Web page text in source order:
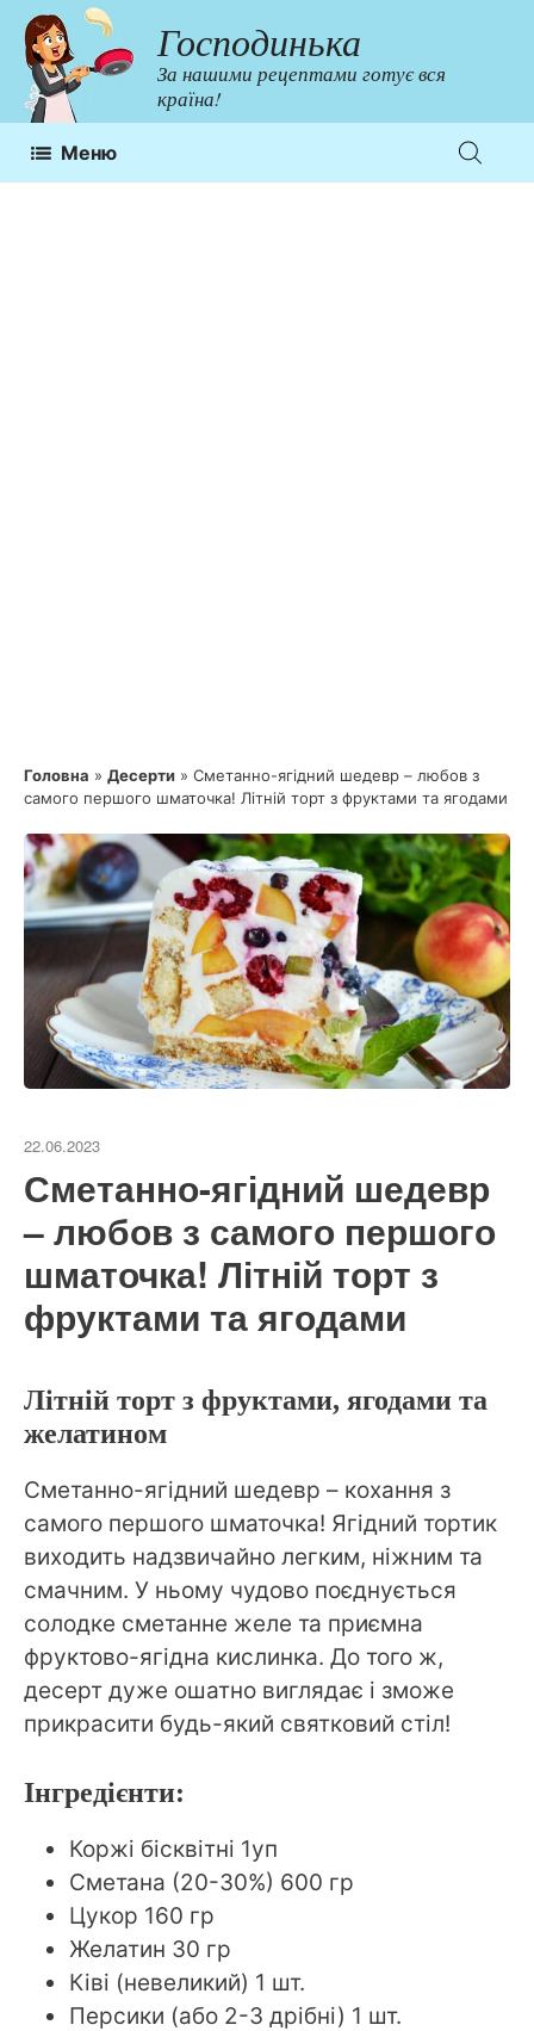
Перейти
до
контенту
Господинька
За нашими рецептами готує вся
країна!
Меню
Головна » Десерти » Сметанно-ягідний шедевр – любов з
самого першого шматочка! Літній торт з фруктами та ягодами
22.06.2023
Сметанно-ягідний шедевр
– любов з самого першого
шматочка! Літній торт з
фруктами та ягодами
Літній торт з фруктами, ягодами та
желатином
Сметанно-ягідний шедевр – кохання з
самого першого шматочка! Ягідний тортик
виходить надзвичайно легким, ніжним та
смачним. У ньому чудово поєднується
солодке сметанне желе та приємна
фруктово-ягідна кислинка. До того ж,
десерт дуже ошатно виглядає і зможе
прикрасити будь-який святковий стіл!
Інгредієнти:
Коржі бісквітні 1уп
Сметана (20-30%) 600 гр
Цукор 160 гр
Желатин 30 гр
Ківі (невеликий) 1 шт.
Персики (або 2-3 дрібні) 1 шт.